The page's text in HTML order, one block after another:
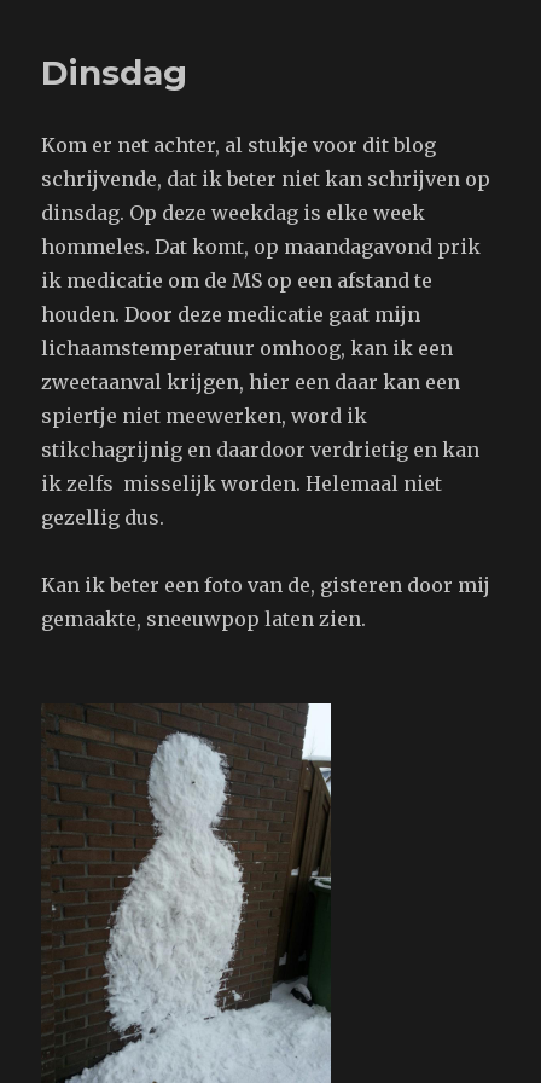
Dinsdag
Kom er net achter, al stukje voor dit blog
schrijvende, dat ik beter niet kan schrijven op
dinsdag. Op deze weekdag is elke week
hommeles. Dat komt, op maandagavond prik
ik medicatie om de MS op een afstand te
houden. Door deze medicatie gaat mijn
lichaamstemperatuur omhoog, kan ik een
zweetaanval krijgen, hier een daar kan een
spiertje niet meewerken, word ik
stikchagrijnig en daardoor verdrietig en kan
ik zelfs misselijk worden. Helemaal niet
gezellig dus.
Kan ik beter een foto van de, gisteren door mij
gemaakte, sneeuwpop laten zien.